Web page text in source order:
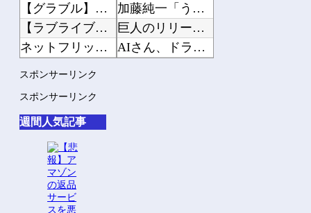
【グラブル】無料石で天井して何もでないときって怒る？
【ラブライブ！】【画像】蓮ノ空お散歩日記の店舗特典イラストが公開される【DOLL...
ネットフリックスの脚本料は「地上波の5倍ぐらい」 役作りで増量の役者には食費の補...
加藤純一「うんこちゃん」人気配信者の熱い戦い！遂に本番が始まる第3回「ニコニコ老...
巨人のリリーフ左腕・高梨雄平「左手薬指に指輪」でお泊まり不倫愛
AIさん、ドラクエ6を理想的にアニメ化してしまう
スポンサーリンク
スポンサーリンク
週間人気記事